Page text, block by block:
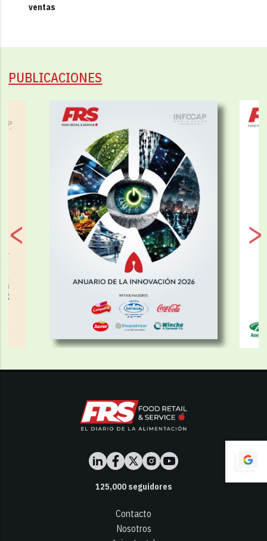
ventas
PUBLICACIONES
125,000seguidores
Contacto
Nosotros